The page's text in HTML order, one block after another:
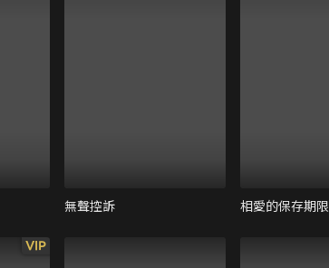
無聲控訴 相愛的保存期限
VIP